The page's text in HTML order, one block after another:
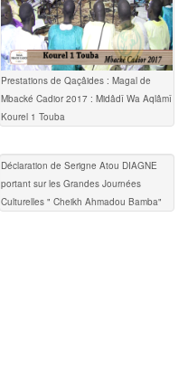
Prestations de Qaçâides : Magal de
Mbacké Cadior 2017 : Midâdî Wa Aqlâmî
Kourel 1 Touba
Déclaration de Serigne Atou DIAGNE
portant sur les Grandes Journées
Culturelles " Cheikh Ahmadou Bamba"